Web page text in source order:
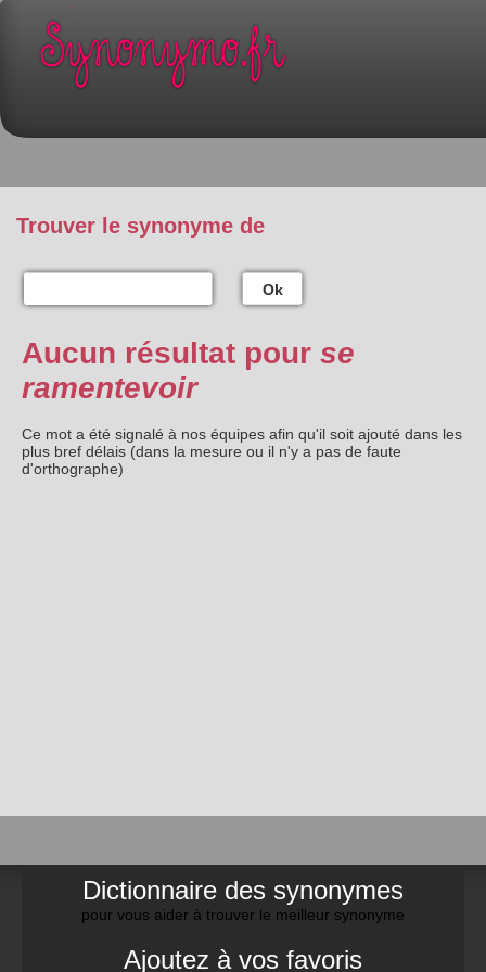
Trouver le synonyme de
Ok
Aucun résultat pour se
ramentevoir
Ce mot a été signalé à nos équipes afin qu'il soit ajouté dans les
plus bref délais (dans la mesure ou il n'y a pas de faute
d'orthographe)
Dictionnaire des synonymes
pour vous aider à trouver le meilleur synonyme
Ajoutez à vos favoris